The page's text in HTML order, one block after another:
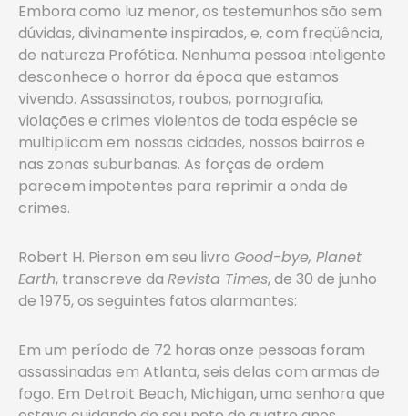
Embora como luz menor, os testemunhos são sem
dúvidas, divinamente inspirados, e, com freqüência,
de natureza Profética. Nenhuma pessoa inteligente
desconhece o horror da época que estamos
vivendo. Assassinatos, roubos, pornografia,
violações e crimes violentos de toda espécie se
multiplicam em nossas cidades, nossos bairros e
nas zonas suburbanas. As forças de ordem
parecem impotentes para reprimir a onda de
crimes.
Robert H. Pierson em seu livro Good-bye, Planet
Earth, transcreve da Revista Times, de 30 de junho
de 1975, os seguintes fatos alarmantes:
Em um período de 72 horas onze pessoas foram
assassinadas em Atlanta, seis delas com armas de
fogo. Em Detroit Beach, Michigan, uma senhora que